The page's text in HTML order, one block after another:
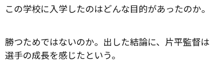
この学校に入学したのはどんな目的があったのか。
勝つためではないのか。出した結論に、片平監督は
選手の成長を感じたという。